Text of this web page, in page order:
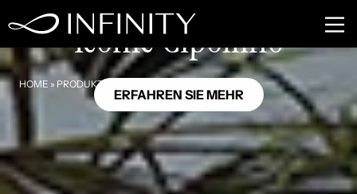
HOME » PRODUKTE
MB25
Iconic Cipollino
ERFAHREN SIE MEHR